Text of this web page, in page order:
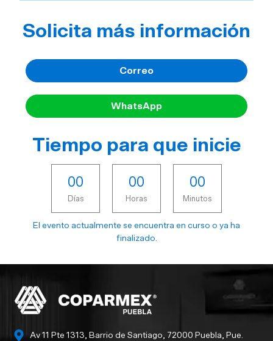
Solicita más información
Correo
WhatsApp
Tiempo para que inicie
00
Días
00
Horas
00
Minutos
El evento actualmente se encuentra en curso o ya ha
finalizado.
Av 11 Pte 1313, Barrio de Santiago, 72000 Puebla, Pue.